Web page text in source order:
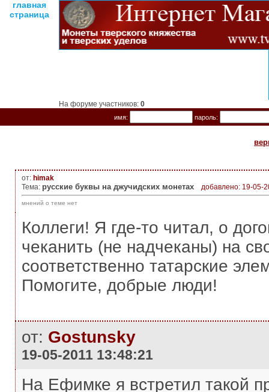
главная
страница
На форуме участников: 0
имя: пароль:
от: himak
Тема: русские буквы на джучидских монетах добавлено: 19-05-
мнений о теме нет
Коллеги! Я где-то читал, о
чеканить (не надчеканы) на
соответственно татарские
Помогите, добрые люди!
от: Gostunsky
19-05-2011 13:48:21
На Ефимке я встретил такой